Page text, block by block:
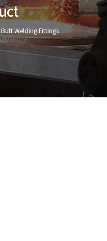
Butt Welding Fittings